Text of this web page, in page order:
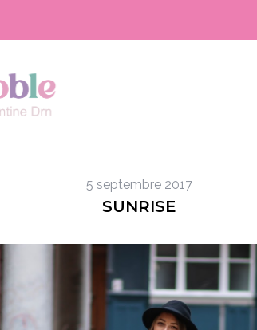
5 septembre 2017
SUNRISE